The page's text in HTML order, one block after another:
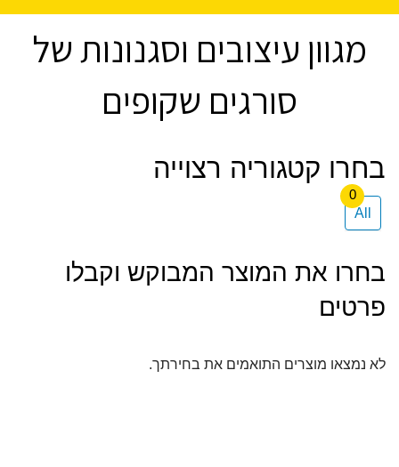
מגוון עיצובים וסגנונות של
סורגים שקופים
All
0
בחרו את המוצר המבוקש וקבלו
פרטים
לא נמצאו מוצרים התואמים את בחירתך.